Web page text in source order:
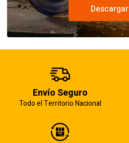
Descargar
Envío Seguro
Todo el Territorio Nacional